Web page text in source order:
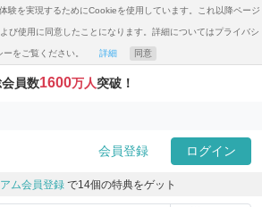
験を実現するためにCookieを使用しています。これ以降ページ
び使用に同意したことになります。詳細についてはプライバシ
ーをご覧ください。 詳細 同意
員数1600万人突破！
会員登録 ログイン
ム会員登録 で14個の特典をゲット